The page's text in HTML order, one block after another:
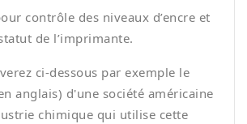
contrôle des niveaux d’encre et
de l’imprimante.
ci-dessous par exemple le
anglais) d'une société américaine
chimique qui utilise cette